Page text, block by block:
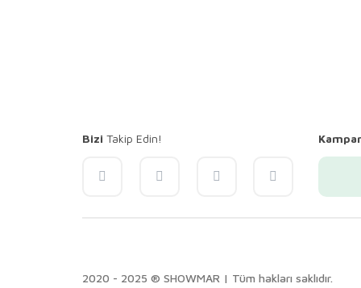
Bizi Takip Edin!
2020 - 2025 ® SHOWMAR | Tüm hakları saklıdır.